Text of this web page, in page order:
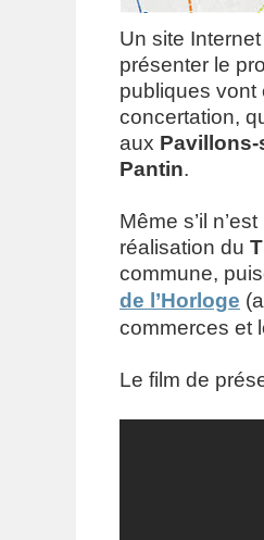
Un site
présenter le
publiques vont
concertation,
aux
Pantin.
Même s’il
réalisation du
commune,
de l’Horloge
commerces et
Le film de